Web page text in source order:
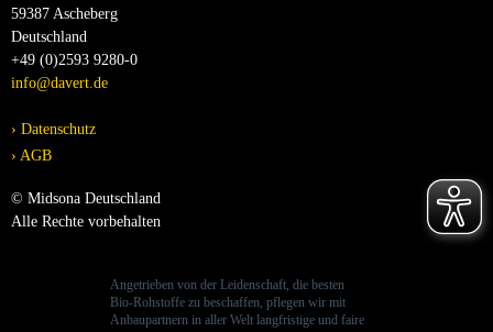
59387 Ascheberg
Deutschland
+49 (0)2593 9280-0
info@davert.de
Datenschutz
AGB
© Midsona Deutschland
Alle Rechte vorbehalten
Angetrieben von der Leidenschaft, die besten
Bio-Rohstoffe zu beschaffen, pflegen wir mit
Anbaupartnern in aller Welt langfristige und faire